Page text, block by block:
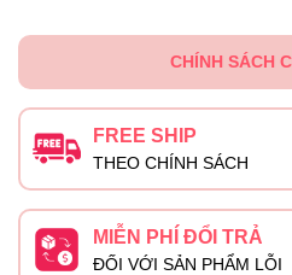
CHÍNH SÁCH
FREE SHIP
THEO CHÍNH SÁCH
MIỄN PHÍ ĐỔI TRẢ
ĐỐI VỚI SẢN PHẨM LỖI